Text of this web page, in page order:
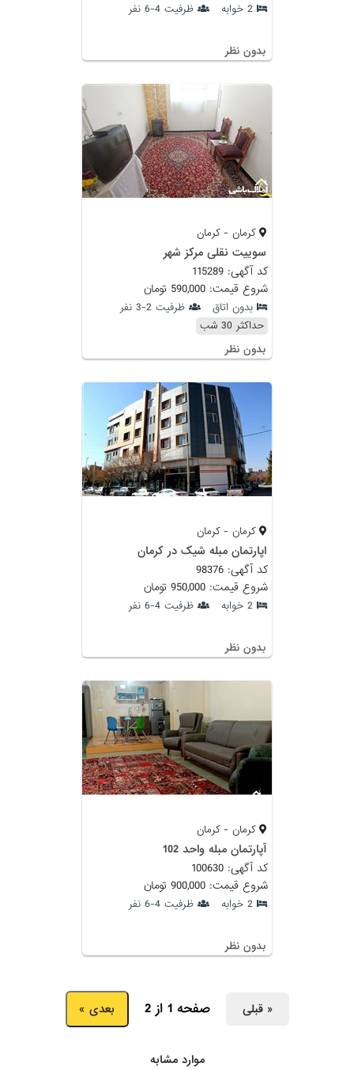
2 خوابه ظرفیت 4-6 نفر
بدون نظر
کرمان - کرمان
سوییت نقلی مرکز شهر
کد آگهی: 115289
شروع قیمت: 590,000 تومان
بدون اتاق
ظرفیت 2-3 نفر
حداکثر 30 شب
بدون نظر
کرمان - کرمان
اپارتمان مبله شیک در کرمان
کد آگهی: 98376
شروع قیمت: 950,000 تومان
2 خوابه ظرفیت 4-6 نفر
بدون نظر
کرمان - کرمان
آپارتمان مبله واحد 102
کد آگهی: 100630
شروع قیمت: 900,000 تومان
2 خوابه ظرفیت 4-6 نفر
بدون نظر
« قبلی صفحه 1 از 2 بعدی »
موارد مشابه